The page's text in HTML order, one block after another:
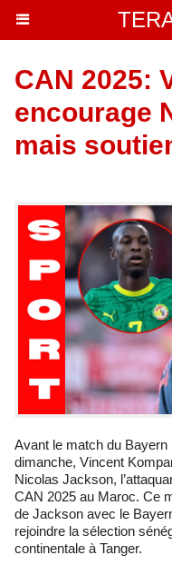
CAN 2025:
encourage
mais
Avant le match du Bayern Munich contre Mayence ce
dimanche, Vincent
Nicolas Jackson,
CAN 2025 au Maroc. Ce
de Jackson avec le
rejoindre la sélection
continentale à Tanger.